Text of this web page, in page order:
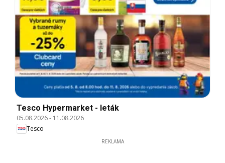
Tesco Hypermarket - leták
05.08.2026- 11.08.2026
Tesco
REKLAMA